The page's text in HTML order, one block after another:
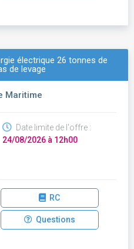
électrique 26 tonnes de
de levage
Maritime
Date limite de l'offre :
24/08/2026 à 12h00
RC
Questions